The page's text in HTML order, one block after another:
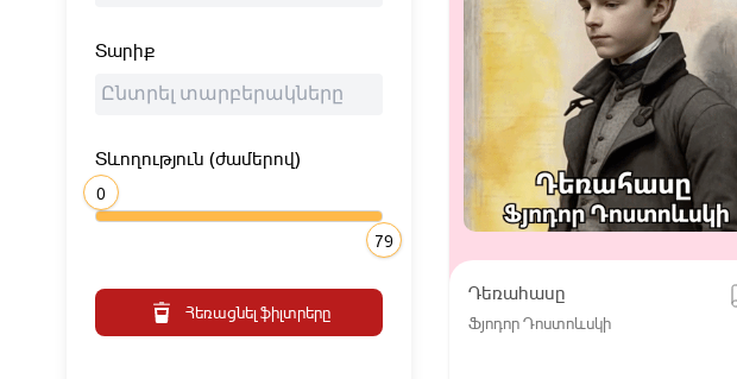
Տարիք
Տևողություն (ժամերով)
0
79
Հեռացնել ֆիլտրերը
Դեռահասը
Ֆյոդոր Դոստոևսկի